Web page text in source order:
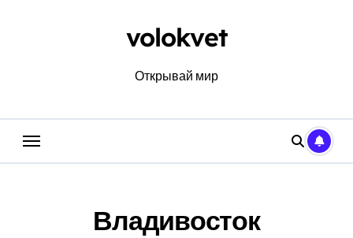
volokvet
Открывай мир
Владивосток